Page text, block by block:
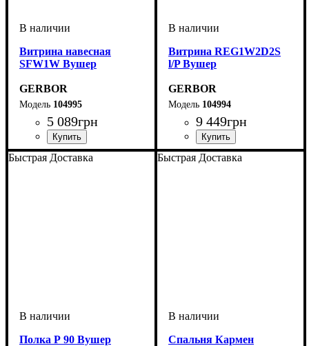
Витрина навесная
SFW1W Вушер
GERBOR
104995
5 089грн
Витрина REG1W2D2S
l/P Вушер
GERBOR
104994
9 449грн
Быстрая Доставка
Полка Р 90 Вушер
Быстрая Доставка
Спальня Кармен